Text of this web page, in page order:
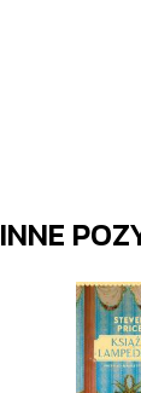
INNE